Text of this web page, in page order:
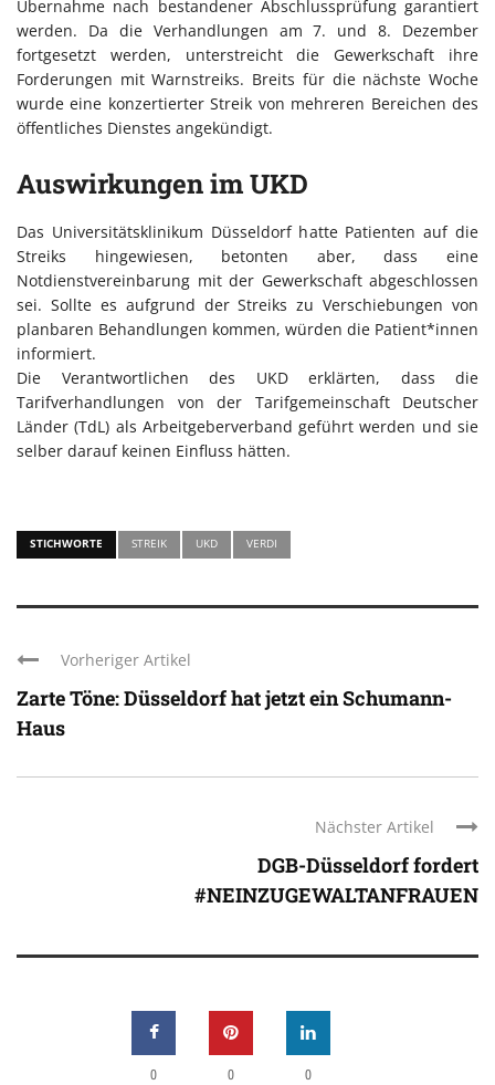
Übernahme nach bestandener Abschlussprüfung garantiert
werden. Da die Verhandlungen am 7. und 8. Dezember
fortgesetzt werden, unterstreicht die Gewerkschaft ihre
Forderungen mit Warnstreiks. Breits für die nächste Woche
wurde eine konzertierter Streik von mehreren Bereichen des
öffentliches Dienstes angekündigt.
Auswirkungen im UKD
Das Universitätsklinikum Düsseldorf hatte Patienten auf die
Streiks hingewiesen, betonten aber, dass eine
Notdienstvereinbarung mit der Gewerkschaft abgeschlossen
sei. Sollte es aufgrund der Streiks zu Verschiebungen von
planbaren Behandlungen kommen, würden die Patient*innen
informiert.
Die Verantwortlichen des UKD erklärten, dass die
Tarifverhandlungen von der Tarifgemeinschaft Deutscher
Länder (TdL) als Arbeitgeberverband geführt werden und sie
selber darauf keinen Einfluss hätten.
STICHWORTE STREIK UKD VERDI
Vorheriger Artikel
Zarte Töne: Düsseldorf hat jetzt ein Schumann-
Haus
Nächster Artikel
DGB-Düsseldorf fordert
#NEINZUGEWALTANFRAUEN
0 0 0